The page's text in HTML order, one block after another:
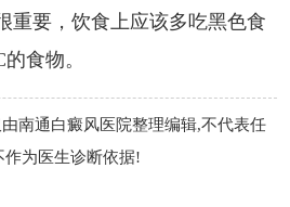
重要，饮食上应该多吃黑色食
食物。
南通白癜风医院整理编辑,不代表任
为医生诊断依据!